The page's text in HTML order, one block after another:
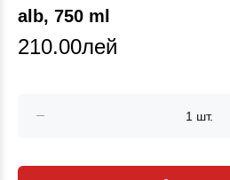
alb, 750 ml
210.00лей